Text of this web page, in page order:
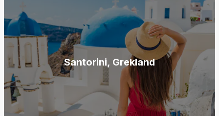
Santorini, Grekland